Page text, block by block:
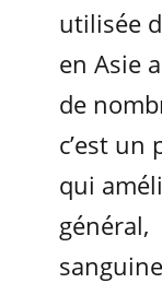
utilisée
en Asie
de
c’est
qui
général,